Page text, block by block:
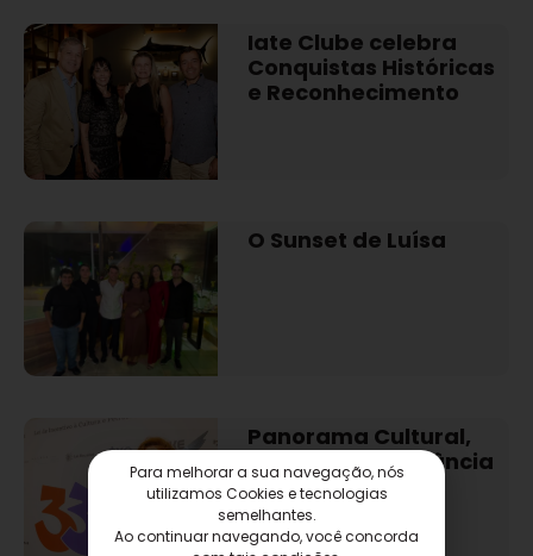
Iate Clube celebra
Conquistas Históricas
e Reconhecimento
O Sunset de Luísa
Panorama Cultural,
Impacto e Relevância
Para melhorar a sua navegação, nós
utilizamos Cookies e tecnologias
semelhantes.
Ao continuar navegando, você concorda